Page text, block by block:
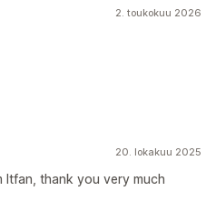
2. toukokuu 2026
20. lokakuu 2025
Itfan, thank you very much